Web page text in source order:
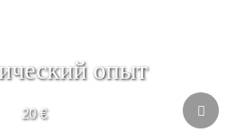
опыт
20 €